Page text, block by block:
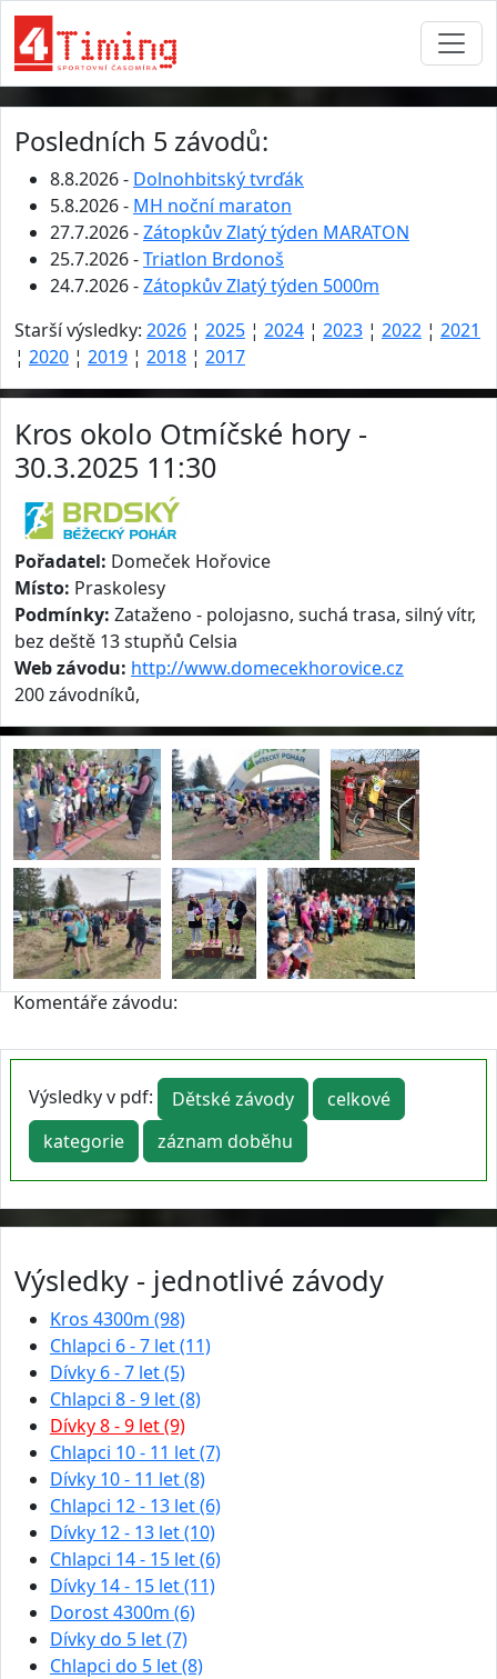
Posledních 5 závodů:
8.8.2026 - Dolnohbitský tvrďák
5.8.2026 - MH noční maraton
27.7.2026 -Zátopkův Zlatý týden MARATON
25.7.2026 -Triatlon Brdonoš
24.7.2026 -Zátopkův Zlatý týden 5000m
Starší výsledky: 2026 ¦ 2025 ¦ 2024 ¦ 2023 ¦ 2022 ¦ 2021
¦ 2020 ¦ 2019 ¦ 2018 ¦ 2017
Kros okolo Otmíčské hory -
30.3.2025 11:30
Pořadatel: Domeček Hořovice
Místo: Praskolesy
Podmínky: Zataženo - polojasno, suchá trasa, silný vítr,
bez deště 13 stupňů Celsia
Web závodu: http://www.domecekhorovice.cz
200 závodníků,
Komentáře závodu:
Výsledky v pdf: Dětské závody
celkové
kategorie
záznam doběhu
Výsledky - jednotlivé závody
Kros 4300m (98)
Chlapci 6 - 7 let (11)
Dívky 6 - 7 let (5)
Chlapci 8 - 9 let (8)
Dívky 8 - 9 let (9)
Chlapci 10 - 11 let (7)
Dívky 10 - 11 let (8)
Chlapci 12 - 13 let (6)
Dívky 12 - 13 let (10)
Chlapci 14 - 15 let (6)
Dívky 14 - 15 let (11)
Dorost 4300m (6)
Dívky do 5 let (7)
Chlapci do 5 let (8)